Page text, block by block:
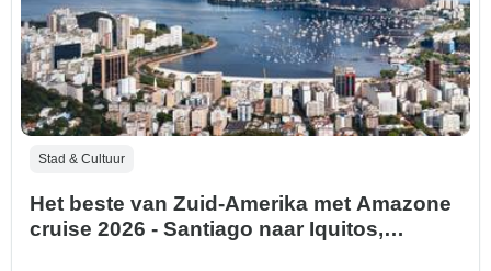
Stad & Cultuur
Het beste van Zuid-Amerika met Amazone
cruise 2026 - Santiago naar Iquitos,